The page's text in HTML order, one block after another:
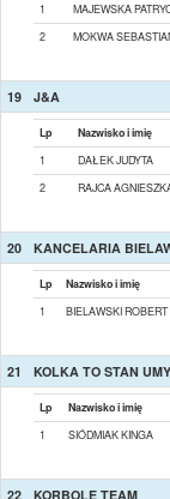
1
MAJEWSKA
2
MOKWA
19 J&A
Lp Nazwisko i imię
1
DAŁEK JUDYTA
2
RAJCA
20 KANCELARIA
Lp Nazwisko i imię
1
BIELAWSKI ROBERT
21 KOLKA TO STAN
Lp Nazwisko i imię
1
SIÓDMIAK KINGA
22 KORBOLE TEAM